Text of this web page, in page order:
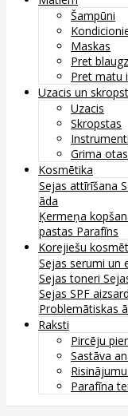
Šampūni
Maskas
Pret
Pret matu
Uzacis un
Uzacis
Skropstas
Instrumenti
Grima otas
Kosmētika
Sejas attīrīšana
āda
Ķermeņa
pastas Parafīns
Korejiešu
Sejas serumi un
Sejas toneri
Sejas SPF
Problemātiskas
Raksti
Pircēju
Sastāva
Parafīna